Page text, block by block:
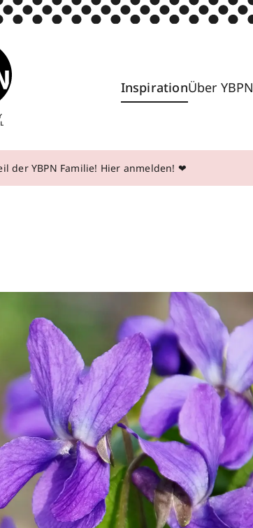
InspirationÜber YBPN
der YBPN Familie! Hier anmelden! ❤